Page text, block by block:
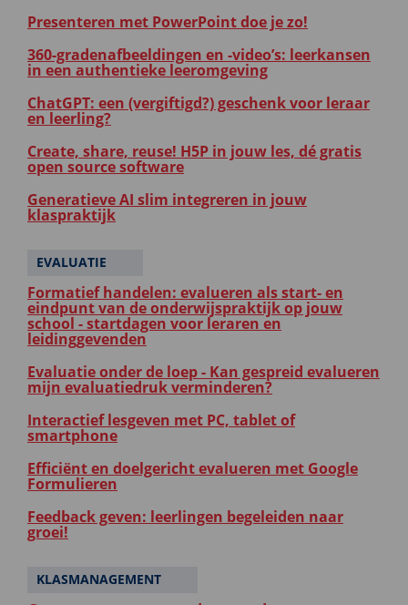
Presenteren met PowerPoint doe je zo!
360-gradenafbeeldingen en -video’s: leerkansen
in een authentieke leeromgeving
ChatGPT: een (vergiftigd?) geschenk voor leraar
en leerling?
Create, share, reuse! H5P in jouw les, dé gratis
open source software
Generatieve AI slim integreren in jouw
klaspraktijk
EVALUATIE
Formatief handelen: evalueren als start- en
eindpunt van de onderwijspraktijk op jouw
school - startdagen voor leraren en
leidinggevenden
Evaluatie onder de loep - Kan gespreid evalueren
mijn evaluatiedruk verminderen?
Interactief lesgeven met PC, tablet of
smartphone
Efficiënt en doelgericht evalueren met Google
Formulieren
Feedback geven: leerlingen begeleiden naar
groei!
KLASMANAGEMENT